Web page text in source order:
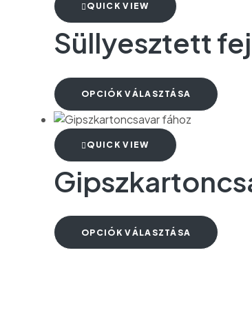
QUICK VIEW
Süllyesztett
OPCIÓK VÁLASZTÁSA
QUICK VIEW
OPCIÓK VÁLASZTÁSA